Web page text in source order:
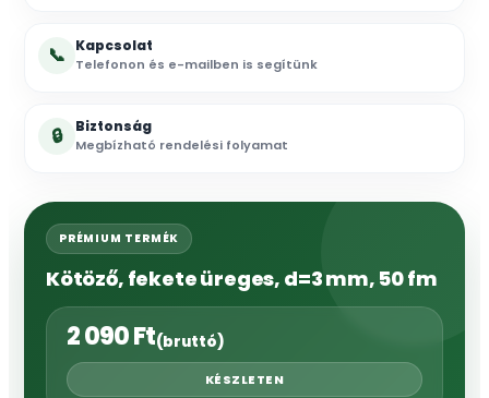
📞 Kapcsolat
Telefonon és e-mailben is segítünk
🔒 Biztonság
Megbízható rendelési folyamat
PRÉMIUM TERMÉK
Kötöző, fekete üreges, d=3 mm, 50 fm
2 090Ft(bruttó)
KÉSZLETEN